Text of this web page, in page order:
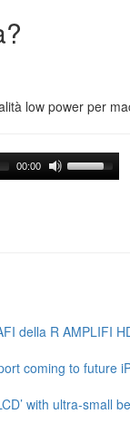
low power per
00:00
della R AMPLIFI
coming to future
with ultra-small